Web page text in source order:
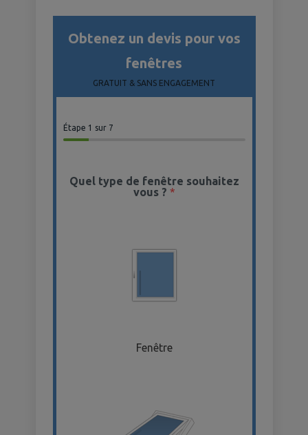
Obtenez un devis pour vos
fenêtres
GRATUIT & SANS ENGAGEMENT
Étape 1 sur 7
Quel type de fenêtre souhaitez
vous ? *
Fenêtre